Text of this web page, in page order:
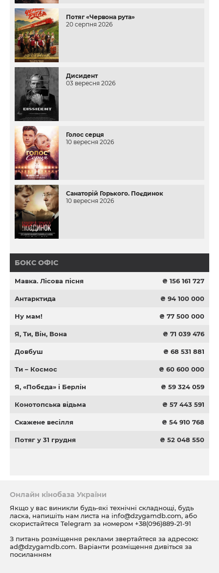
Потяг «Червона рута»
20 серпня 2026
Дисидент
03 вересня 2026
Голос серця
10 вересня 2026
Санаторій Горького. Поєдинок
10 вересня 2026
БОКС ОФІС
Мавка. Лісова пісня ₴ 156 161 727
Антарктида ₴ 94 100 000
Ну мам! ₴ 77 500 000
Я, Ти, Він, Вона ₴ 71 039 476
Довбуш ₴ 68 531 881
Ти – Космос ₴ 60 600 000
Я, «Побєда» і Берлін ₴ 59 324 059
Конотопська відьма ₴ 57 443 591
Скажене весілля ₴ 54 910 768
Потяг у 31 грудня ₴ 52 048 550
Онлайн кінобаза України
Якщо у вас виникли будь-які технічні складнощі, будь
ласка, напишіть нам листа на info@dzygamdb.com, або
скористайтеся Telegram за номером +38(096)889-21-91
З питань розміщення реклами звертайтеся за адресою:
ad@dzygamdb.com. Варіанти розміщення дивіться за
посиланням